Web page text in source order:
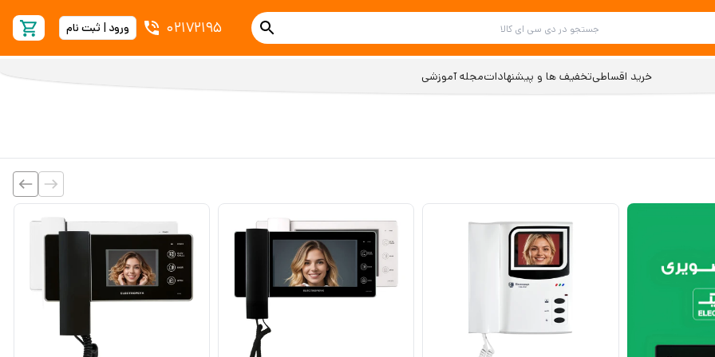
02172195 ورود | ثبت نام
خرید اقساطیتخفیف ها و پیشنهاداتمجله آموزشی